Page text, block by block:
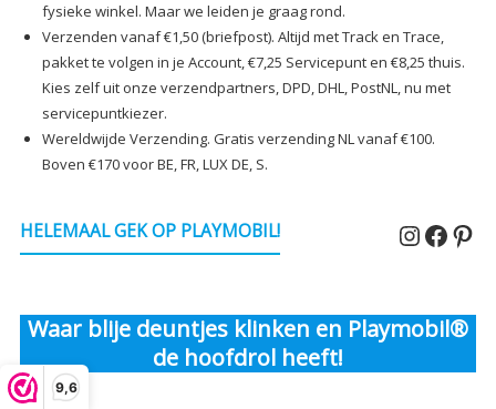
9,6
fysieke winkel. Maar we leiden je graag rond.
Verzenden vanaf €1,50 (briefpost). Altijd met Track en Trace,
pakket te volgen in je Account, €7,25 Servicepunt en €8,25 thuis.
Kies zelf uit onze verzendpartners, DPD, DHL, PostNL, nu met
servicepuntkiezer.
Wereldwijde Verzending. Gratis verzending NL vanaf €100.
Boven €170 voor BE, FR, LUX DE, S.
HELEMAAL GEK OP PLAYMOBIL!
Waar blije deuntjes klinken en Playmobil®
de hoofdrol heeft!